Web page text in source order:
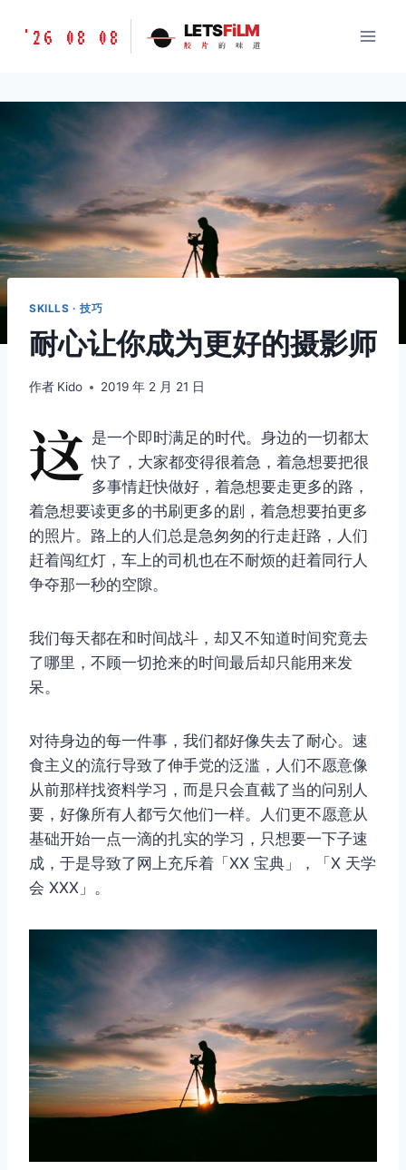
胶
味
LETSFILM
'26 08 08 LETSFiLM
胶 片 的 味 道
SKILLS · 技巧
耐心让你成为更好的摄影师
作者 Kido 2019 年 2 月 21 日
这 是一个即时满足的时代。身边的一切都太
快了，大家都变得很着急，着急想要把很
多事情赶快做好，着急想要走更多的路，
着急想要读更多的书刷更多的剧，着急想要拍更多
的照片。路上的人们总是急匆匆的行走赶路，人们
赶着闯红灯，车上的司机也在不耐烦的赶着同行人
争夺那一秒的空隙。
我们每天都在和时间战斗，却又不知道时间究竟去
了哪里，不顾一切抢来的时间最后却只能用来发
呆。
对待身边的每一件事，我们都好像失去了耐心。速
食主义的流行导致了伸手党的泛滥，人们不愿意像
从前那样找资料学习，而是只会直截了当的问别人
要，好像所有人都亏欠他们一样。人们更不愿意从
基础开始一点一滴的扎实的学习，只想要一下子速
成，于是导致了网上充斥着「XX 宝典」，「X 天学
会 XXX」。